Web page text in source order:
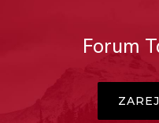
Forum